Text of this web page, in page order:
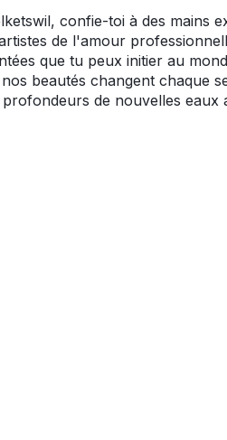
confie-toi à des mains
de l'amour
que tu peux initier au
beautés changent chaque
de nouvelles eaux